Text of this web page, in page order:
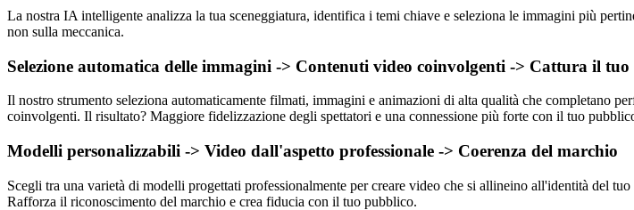
La nostra IA intelligente analizza la tua sceneggiatura, identifica i temi chiave e seleziona le immagini più
non sulla meccanica.
Selezione automatica delle immagini -> Contenuti video coinvolgenti -> Cattura il
Il nostro strumento seleziona automaticamente filmati, immagini e animazioni di alta qualità che completano
coinvolgenti. Il risultato? Maggiore fidelizzazione degli spettatori e una connessione più forte con il tuo
Modelli personalizzabili -> Video dall'aspetto professionale -> Coerenza del marchio
Scegli tra una varietà di modelli progettati professionalmente per creare video che si allineino all'identità del
Rafforza il riconoscimento del marchio e crea fiducia con il tuo pubblico.